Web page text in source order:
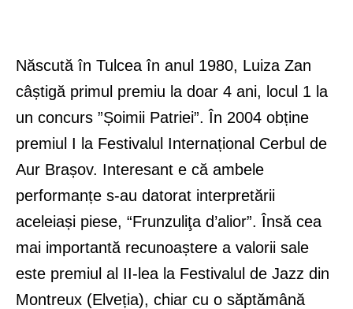
Născută în Tulcea în anul 1980, Luiza Zan
câștigă primul premiu la doar 4 ani, locul 1 la
un concurs ”Șoimii Patriei”. În 2004 obține
premiul I la Festivalul Internațional Cerbul de
Aur Brașov. Interesant e că ambele
performanțe s-au datorat interpretării
aceleiași piese, “Frunzuliţa d’alior”. Însă cea
mai importantă recunoaștere a valorii sale
este premiul al II-lea la Festivalul de Jazz din
Montreux (Elveția), chiar cu o săptămână